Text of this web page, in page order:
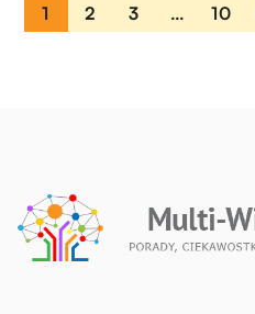
1 2 3 … 10